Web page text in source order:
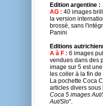
Edition argentine :
AG : 40 images
la version
brossé, sans
Panini
Editions
A à F : 6 images
vendues dans des
image sur 5 est
les coller à la fin
La pochette Coca
articles divers
Coca 5 images
Aut/Slo".